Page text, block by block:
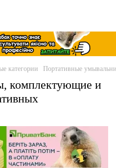
категории Портативные
комплектующие и